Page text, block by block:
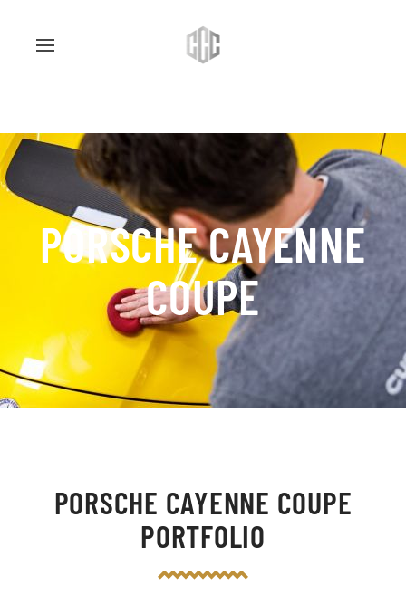
PORSCHE CAYENNE
COUPE
PORSCHE CAYENNE COUPE
PORTFOLIO